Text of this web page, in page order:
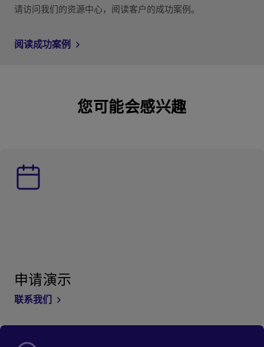
请访问我们的资源中心，阅读客户的成功案例。
阅读成功案例
您可能会感兴趣
申请演示
联系我们